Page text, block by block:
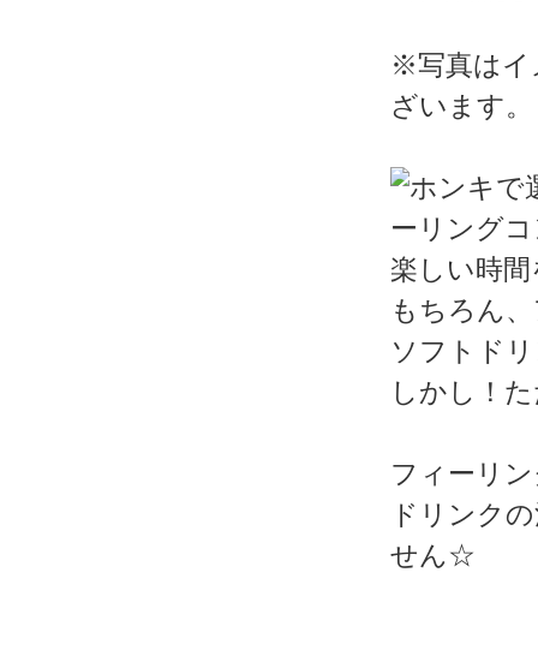
※写真はイ
ざいます。
楽しい時
もちろん
ソフトド
しかし！
フィーリ
ドリンク
せん☆